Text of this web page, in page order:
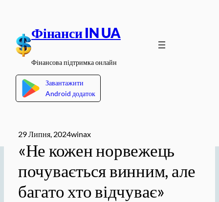
вмісту
Фінанси IN UA
Фінансова підтримка онлайн
Завантажити
Android додаток
29 Липня, 2024winax
«Не кожен норвежець
почувається винним, але
багато хто відчуває»